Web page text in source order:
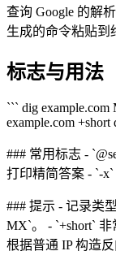
查询 Google 的解
生成的命令粘贴到
标志与用法
``` dig
example.com +short
### 常用标志 -
打印精简答案 - `-
### 提示 - 记录类
MX`。 - `+short`
根据普通 IP 构造反